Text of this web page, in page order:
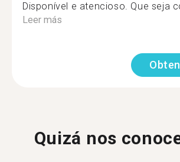
Disponível e atencioso. Que seja
Leer más
Quizá nos